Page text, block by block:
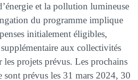
et la pollution lumineuse
du programme implique
initialement éligibles,
aux collectivités
les projets prévus. Les prochains
sont prévus les 31 mars 2024, 30